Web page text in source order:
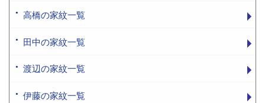
高橋の家紋一覧
田中の家紋一覧
渡辺の家紋一覧
伊藤の家紋一覧